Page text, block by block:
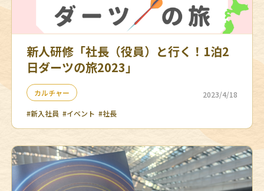
新人研修「社長（役員）と行く！1泊2
日ダーツの旅2023」
カルチャー
2023/4/18
#新入社員 #イベント #社長